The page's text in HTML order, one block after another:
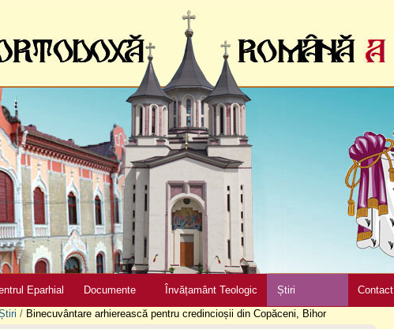
Eparhial Documente Învățamânt Teologic Știri Contact
/ Binecuvântare arhierească pentru credincioșii din Copăceni, Bihor